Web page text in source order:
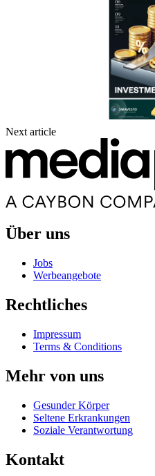
Next article
Über uns
Jobs
Werbeangebote
Rechtliches
Impressum
Terms & Conditions
Mehr von uns
Gesunder Körper
Seltene Erkrankungen
Soziale Verantwortung
Kontakt